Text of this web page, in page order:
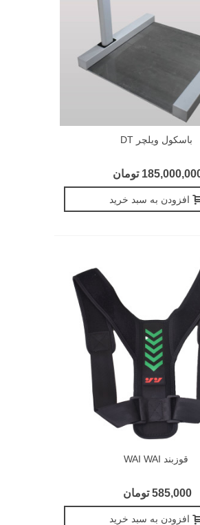
باسکول ويلچر DT
تومان
افزودن به سبد خرید
قوزبند WAI WAI
585,000 تومان
افزودن به سبد خرید